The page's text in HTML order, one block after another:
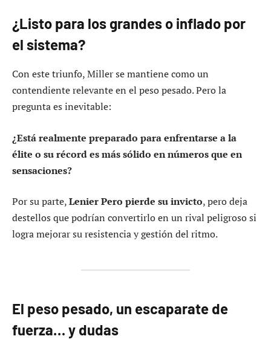
¿Listo para los grandes o inflado por
el sistema?
Con este triunfo, Miller se mantiene como un
contendiente relevante en el peso pesado. Pero la
pregunta es inevitable:
¿Está realmente preparado para enfrentarse a la
élite o su récord es más sólido en números que en
sensaciones?
Por su parte,Lenier Pero pierde su invicto, pero deja
destellos que podrían convertirlo en un rival peligroso si
logra mejorar su resistencia y gestión del ritmo.
El peso pesado, un escaparate de
fuerza… y dudas